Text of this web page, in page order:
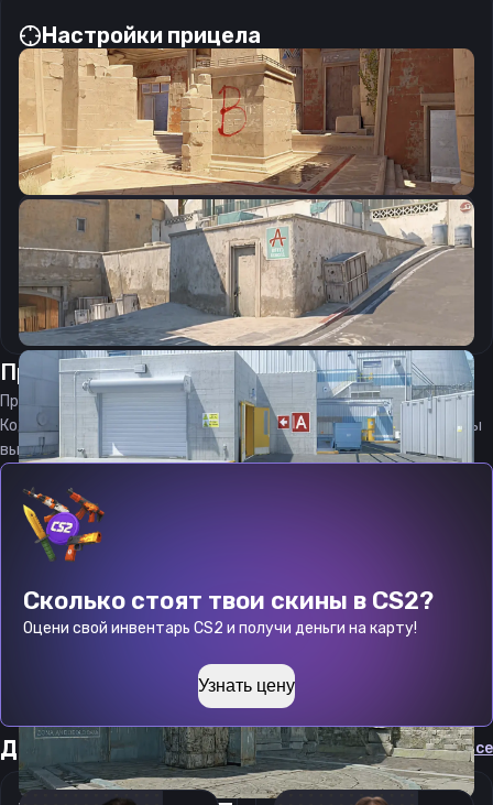
Настройки прицела
CSGO-7bHpb-sCv54-UWasz-WK3zA-wBjLJ
Скопировать
Прицелизнот07.08.2026
Прицел yzn является актуальным на
07.08.2026
Код прицела
CS 2 стараемся еженедельно обновлять, чтобы
вы могли играть с актуальными настройками игрока.
Сколько стоят твои скины в CS2?
Оцени свой инвентарь CS2 и получи деньги на карту!
Узнать цену
Другие прицелы Cмотреть все